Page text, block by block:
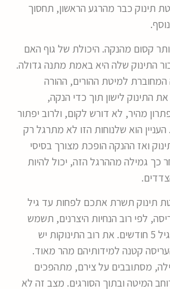
תינוק כבר מהרגע הראשון, תחסוך
קסום מהנקה. היכולת של גוף האם
התינוק שלה היא באמת מתנה גדולה.
למיטת ההורים, ההורה
התינוק לישון תוך כדי הנקה,
מהיר, לא דורש לקום, ולרוב יפתור
הוא שלנוחות הזו לא מתרגל רק
ואז ההנקה הופכת מצורך בסיסי
כך גמילה מההרגל הזה, יכול להיות
תינוק תשרת אתכם לפחות עד גיל
לפי רוב הנחיות היצרנים, תשמש
אתכם עד לכל היותר גיל 5 חודשים. את רוב התינוקות יש
קטנה למידותיהם מהר מאוד.
מסתובבים על צירם, מתהפכים
המיטה ובתוך הסורגים. מצב זה לא